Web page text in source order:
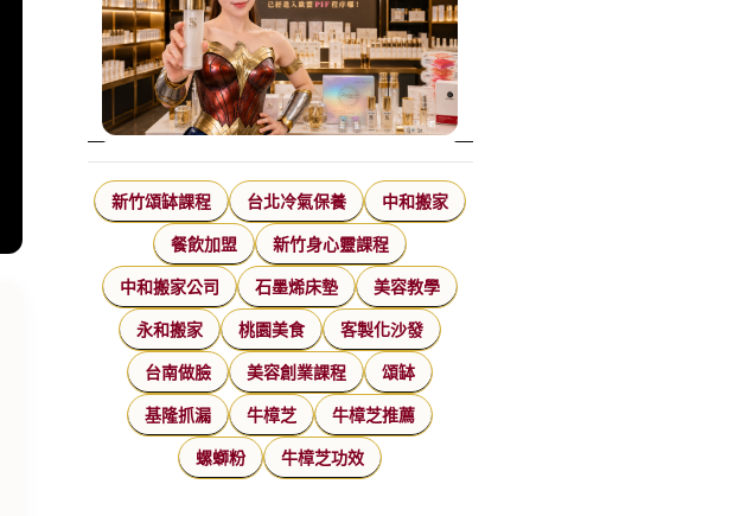
新竹頌缽課程 台北冷氣保養 中和搬家
餐飲加盟 新竹身心靈課程
中和搬家公司 石墨烯床墊 美容教學
永和搬家 桃園美食 客製化沙發
台南做臉 美容創業課程 頌缽
基隆抓漏 牛樟芝 牛樟芝推薦
螺螄粉 牛樟芝功效